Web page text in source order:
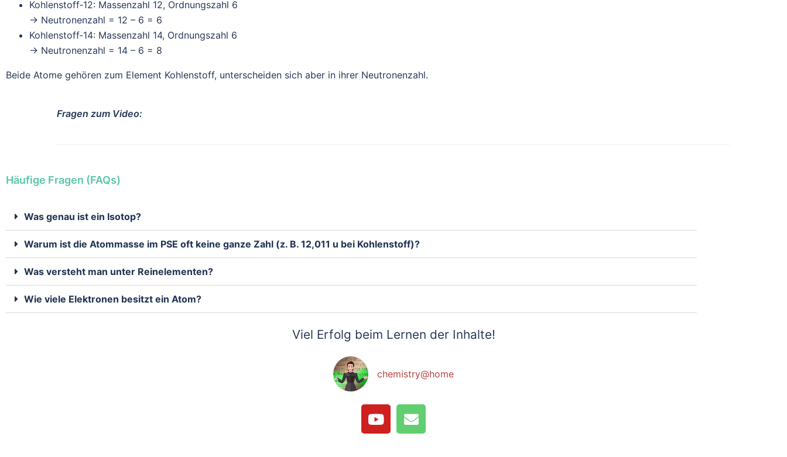
Kohlenstoff‑12: Massenzahl 12, Ordnungszahl 6
→ Neutronenzahl = 12 – 6 = 6
Kohlenstoff‑14: Massenzahl 14, Ordnungszahl 6
→ Neutronenzahl = 14 – 6 = 8
Beide Atome gehören zum Element Kohlenstoff, unterscheiden sich aber in ihrer Neutronenzahl.
Fragen zum Video:
Häufige Fragen (FAQs)
Was genau ist ein Isotop?
Warum ist die Atommasse im PSE oft keine ganze Zahl (z. B. 12,011 u bei Kohlenstoff)?
Was versteht man unter Reinelementen?
Wie viele Elektronen besitzt ein Atom?
Viel Erfolg beim Lernen der Inhalte!
chemistry@home